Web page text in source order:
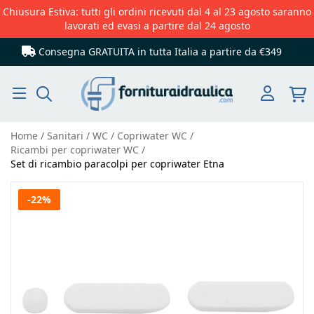
Chiusura Estiva: tutti gli ordini ricevuti dal 4 al 23 agosto saranno
lavorati ed evasi a partire dal 24 agosto
Consegna GRATUITA in tutta Italia a partire da €349
Home Sanitari WC
Copriwater WC
Ricambi per copriwater WC
Set di ricambio paracolpi per copriwater Etna
Vai
-22%